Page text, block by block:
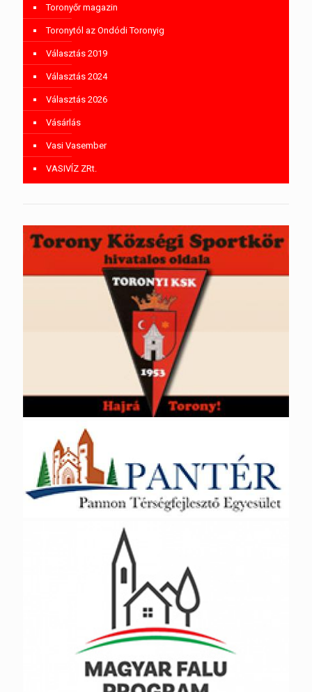
Toronyőr magazin
Toronytól az Ondódi Toronyig
Választás 2019
Választás 2024
Választás 2026
Vásárlás
Vasi Vasember
VASIVÍZ ZRt.